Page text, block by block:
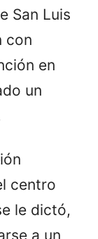
San Luis
con
en
un
centro
le dictó,
a un